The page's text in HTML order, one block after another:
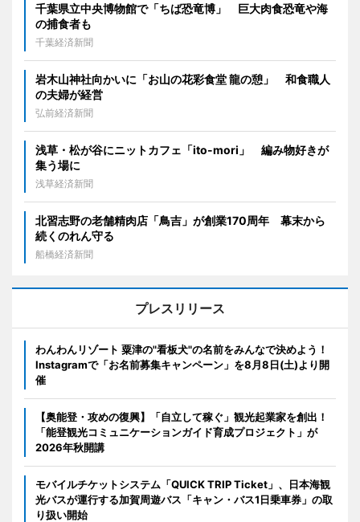
千葉県立中央博物館で「ちば恐竜博」 巨大肉食恐竜や海
の捕食者も
千葉経済新聞
岩木山神社向かいに「お山の花彩食堂 龍の憩」 和食職人
の夫婦が経営
弘前経済新聞
浅草・松が谷にニットカフェ「ito-mori」 編み物好きが
集う場に
浅草経済新聞
北習志野の老舗精肉店「鳥吉」が創業170周年 幕末から
続くのれん守る
船橋経済新聞
プレスリリース
わんわんリゾート 粟津の"看板犬"の名前をみんなで決めよう！
Instagramで「お名前募集キャンペーン」を8月8日(土)より開
催
【奥能登・攻めの復興】「自立して稼ぐ」観光起業家を創出！
「能登観光コミュニケーションガイド育成プロジェクト」が
2026年秋開講
モバイルチケットシステム「QUICK TRIP Ticket」、日本海観
光バスが運行する加賀周遊バス「キャン・バス1日乗車券」の取
り扱い開始